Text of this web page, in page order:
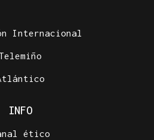
Internacional
Telemiño
INFO
ético